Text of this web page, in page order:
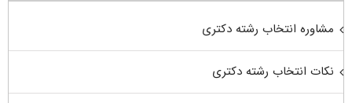
مشاوره انتخاب رشته دکتری
نکات انتخاب رشته دکتری